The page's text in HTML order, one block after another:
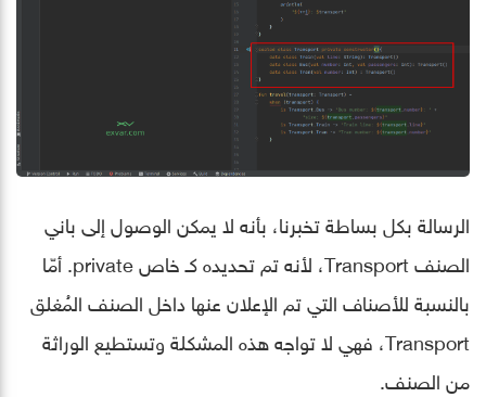
الرسالة بكل بساطة تخبرنا، بأنه لا يمكن الوصول إلى باني
الصنف Transport، لأنه تم تحديده كـ خاص private. أمّا
بالنسبة للأصناف التي تم الإعلان عنها داخل الصنف المُغلق
Transport، فهي لا تواجه هذه المشكلة وتستطيع الوراثة
من الصنف.